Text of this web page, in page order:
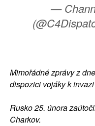
—
Mimořádné zprávy z
dispozici vojáky k
Rusko 25. února
Charkov.